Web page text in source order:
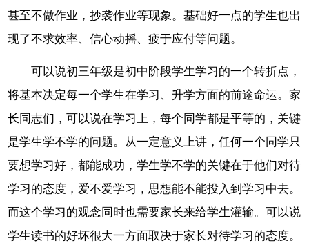
甚至不做作业，抄袭作业等现象。基础好一点的学生也出
现了不求效率、信心动摇、疲于应付等问题。
可以说初三年级是初中阶段学生学习的一个转折点，
将基本决定每一个学生在学习、升学方面的前途命运。家
长同志们，可以说在学习上，每个同学都是平等的，关键
是学生学不学的问题。从一定意义上讲，任何一个同学只
要想学习好，都能成功，学生学不学的关键在于他们对待
学习的态度，爱不爱学习，思想能不能投入到学习中去。
而这个学习的观念同时也需要家长来给学生灌输。可以说
学生读书的好坏很大一方面取决于家长对待学习的态度。